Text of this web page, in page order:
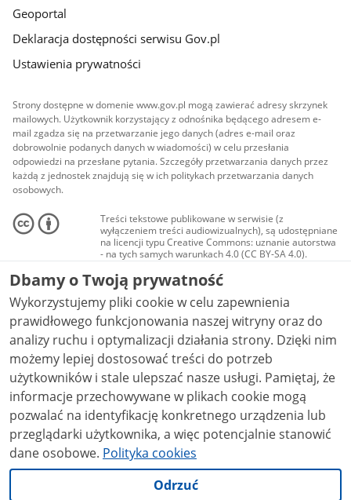
Geoportal
Deklaracja dostępności serwisu Gov.pl
Ustawienia prywatności
Strony dostępne w domenie www.gov.pl mogą zawierać adresy skrzynek
mailowych. Użytkownik korzystający z odnośnika będącego adresem e-
mail zgadza się na przetwarzanie jego danych (adres e-mail oraz
dobrowolnie podanych danych w wiadomości) w celu przesłania
odpowiedzi na przesłane pytania. Szczegóły przetwarzania danych przez
każdą z jednostek znajdują się w ich politykach przetwarzania danych
osobowych.
Treści tekstowe publikowane w serwisie (z
wyłączeniem treści audiowizualnych), są udostępniane
na licencji typu Creative Commons: uznanie autorstwa
- na tych samych warunkach 4.0 (CC BY-SA 4.0).
Materiały audiowizualne, w tym zdjęcia, materiały
audio i wideo, są udostępniane na licencji typu
Creative Commons: uznanie autorstwa użycie
niekomercyjne - bez utworów zależnych 4.0 (CC BY-
NC-ND 4.0), o ile nie jest to stwierdzone inaczej.
Dbamy o Twoją prywatność
Wykorzystujemy pliki cookie w celu zapewnienia
prawidłowego funkcjonowania naszej witryny oraz do
analizy ruchu i optymalizacji działania strony. Dzięki nim
możemy lepiej dostosować treści do potrzeb
użytkowników i stale ulepszać nasze usługi. Pamiętaj, że
informacje przechowywane w plikach cookie mogą
pozwalać na identyfikację konkretnego urządzenia lub
przeglądarki użytkownika, a więc potencjalnie stanowić
dane osobowe. Polityka cookies
Odrzuć